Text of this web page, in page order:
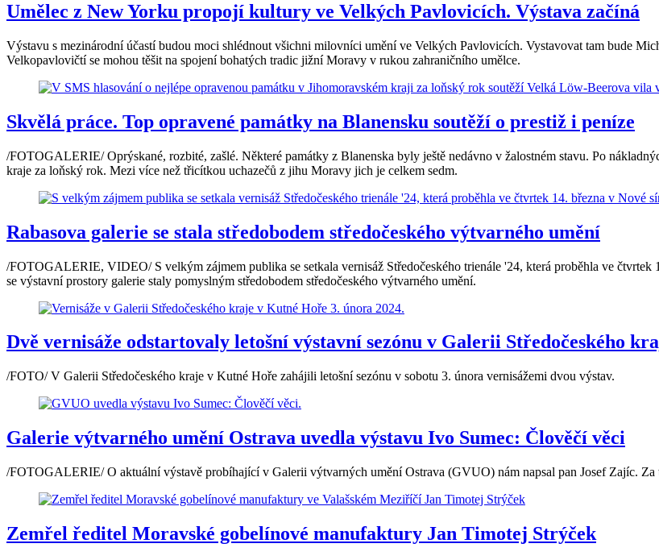
Umělec z New Yorku propojí kultury ve Velkých Pavlovicích. Výstava začíná
Výstavu s mezinárodní účastí budou moci shlédnout všichni milovníci umění ve Velkých Pavlovicích. Vystavovat tam bude
Velkopavlovičtí se mohou těšit na spojení bohatých tradic jižní Moravy v rukou zahraničního umělce.
Skvělá práce. Top opravené památky na Blanensku soutěží o prestiž i peníze
/FOTOGALERIE/ Oprýskané, rozbité, zašlé. Některé památky z Blanenska byly ještě nedávno v žalostném stavu. Po
kraje za loňský rok. Mezi více než třicítkou uchazečů z jihu Moravy jich je celkem sedm.
Rabasova galerie se stala středobodem středočeského výtvarného umění
/FOTOGALERIE, VIDEO/ S velkým zájmem publika se setkala vernisáž Středočeského trienále '24, která proběhla ve
se výstavní prostory galerie staly pomyslným středobodem středočeského výtvarného umění.
Dvě vernisáže odstartovaly letošní výstavní sezónu v Galerii Středočeského
/FOTO/ V Galerii Středočeského kraje v Kutné Hoře zahájili letošní sezónu v sobotu 3. února vernisážemi dvou výstav.
Galerie výtvarného umění Ostrava uvedla výstavu Ivo Sumec: Člověčí věci
/FOTOGALERIE/ O aktuální výstavě probíhající v Galerii výtvarných umění Ostrava (GVUO) nám napsal pan Josef Zajíc. Za
Zemřel ředitel Moravské gobelínové manufaktury Jan Timotej Strýček